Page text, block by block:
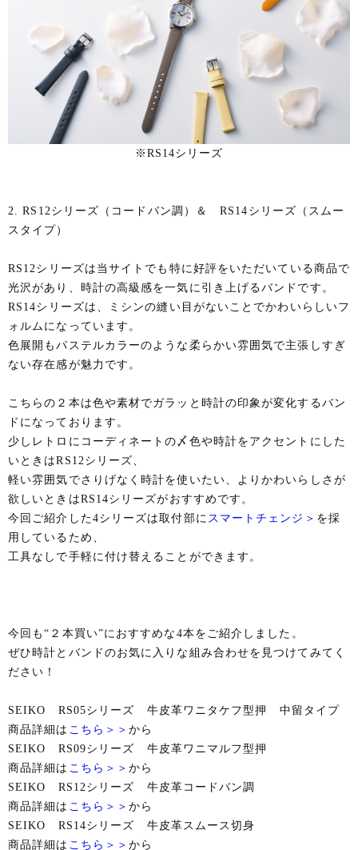
※RS14シリーズ
2. RS12シリーズ（コードバン調）＆ RS14シリーズ（スムー
スタイプ）
RS12シリーズは当サイトでも特に好評をいただいている商品で
光沢があり、時計の高級感を一気に引き上げるバンドです。
RS14シリーズは、ミシンの縫い目がないことでかわいらしいフ
ォルムになっています。
色展開もパステルカラーのような柔らかい雰囲気で主張しすぎ
ない存在感が魅力です。
こちらの２本は色や素材でガラッと時計の印象が変化するバン
ドになっております。
少しレトロにコーディネートの〆色や時計をアクセントにした
いときはRS12シリーズ、
軽い雰囲気でさりげなく時計を使いたい、よりかわいらしさが
欲しいときはRS14シリーズがおすすめです。
今回ご紹介した4シリーズは取付部に スマートチェンジ＞ を採
用しているため、
工具なしで手軽に付け替えることができます。
今回も“２本買い”におすすめな4本をご紹介しました。
ぜひ時計とバンドのお気に入りな組み合わせを見つけてみてく
ださい！
SEIKO RS05シリーズ 牛皮革ワニタケフ型押 中留タイプ
商品詳細は こちら＞＞ から
SEIKO RS09シリーズ 牛皮革ワニマルフ型押
商品詳細は こちら＞＞ から
SEIKO RS12シリーズ 牛皮革コードバン調
商品詳細は こちら＞＞ から
SEIKO RS14シリーズ 牛皮革スムース切身
商品詳細は こちら＞＞ から